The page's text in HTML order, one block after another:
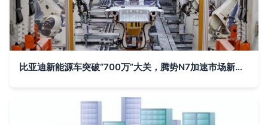
比亚迪新能源车突破“700万”大关，腾势N7加速市场新热潮